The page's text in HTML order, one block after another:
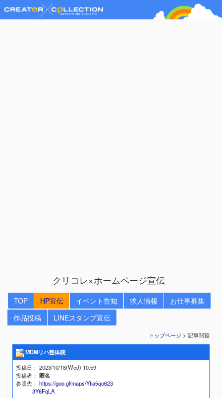
クリコレ×ホームページ宣伝
TOP HP宣伝 イベント告知 求人情報
お仕事募集
作品投稿
LINEスタンプ宣伝
トップページ > 記事閲覧
MDMリハ整体院
投稿日 ： 2023/10/18(Wed) 10:59
投稿者 ：匿名
参照先 ：https://goo.gl/maps/Ytia5qo623
3Y6FqLA